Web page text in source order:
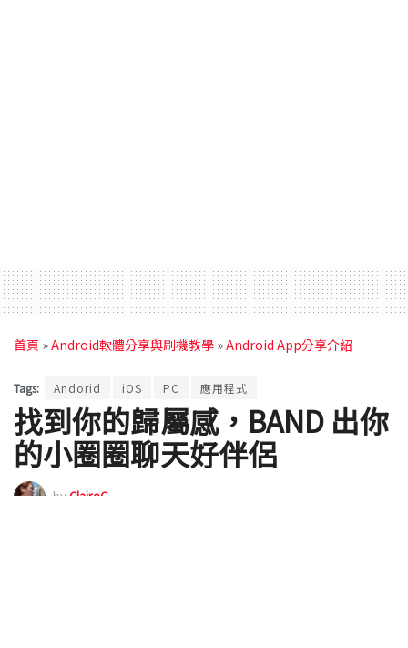
首頁 »Android軟體分享與刷機教學 »Android App分享介紹
Tags: Andorid iOS PC 應用程式
找到你的歸屬感，BAND 出你
的小圈圈聊天好伴侶
byClaireC